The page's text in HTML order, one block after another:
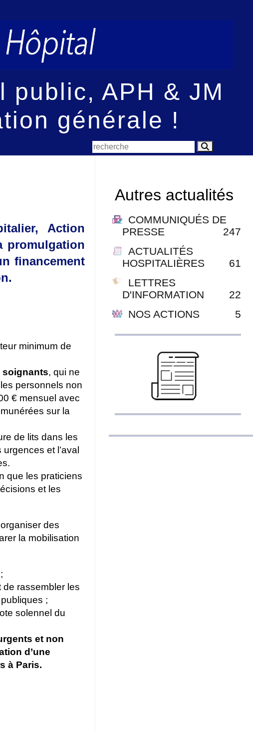
public, APH & JM
générale !
Action
promulgation
financement
minimum de
soignants, qui ne
personnels non
€ mensuel avec
sur la
de lits dans les
et l’aval
que les praticiens
et les
des
la mobilisation
de rassembler les
;
solennel du
et non
d’une
à Paris.
Autres actualités
COMMUNIQUÉS DE
PRESSE
247
ACTUALITÉS
HOSPITALIÈRES
61
LETTRES
D'INFORMATION
22
NOS ACTIONS
5